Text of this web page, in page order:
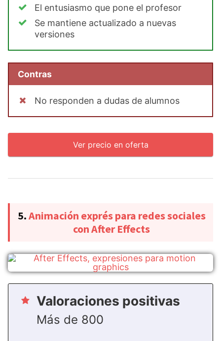
El entusiasmo que pone el profesor
Se mantiene actualizado a nuevas
versiones
Contras
No responden a dudas de alumnos
Ver precio en oferta
5.Animación exprés para redes sociales
con After Effects
Valoraciones positivas
Más de 800